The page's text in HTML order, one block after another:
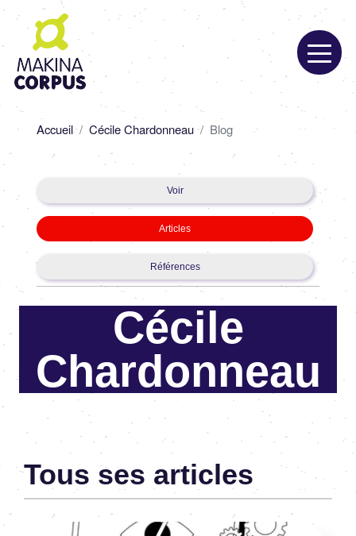
Aller
contenu
principal
d'Ariane
Accueil Cécile Chardonneau Blog
Primary
tabs
Voir
Articles
Références
Cécile
Chardonneau
Responsable pôle formation
Tous ses articles
Image